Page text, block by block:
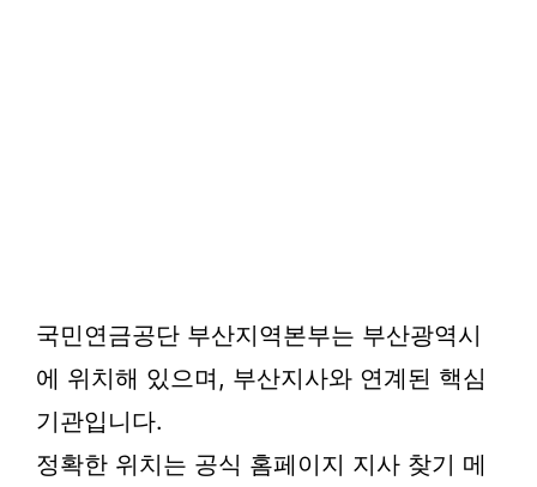
국민연금공단 부산지역본부는 부산광역시
에 위치해 있으며, 부산지사와 연계된 핵심
기관입니다.
정확한 위치는 공식 홈페이지 지사 찾기 메